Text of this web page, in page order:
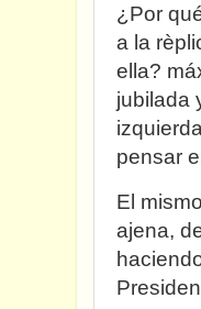
¿Por
a la
ella?
jubilada
pensar
El
ajena,